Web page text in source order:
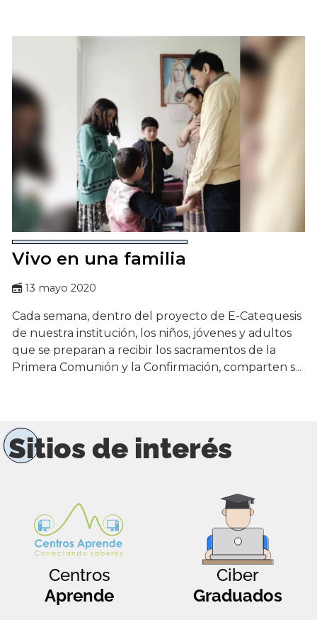
Vivo en una familia
13 mayo 2020
Cada semana, dentro del proyecto de E-Catequesis
de nuestra institución, los niños, jóvenes y adultos
que se preparan a recibir los sacramentos de la
Primera Comunión y la Confirmación, comparten s...
Sitios de interés
Centros
Aprende
Ciber
Graduados